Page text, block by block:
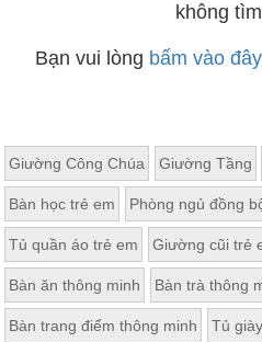
không
Bạn vui lòng bấm vào đây
Giường Công Chúa Giường Tầng
Bàn học trẻ em Phòng ngủ đồng
Tủ quần áo trẻ em Giường cũi trẻ
Bàn ăn thông minh Bàn trà thông
Bàn trang điểm thông minh Tủ